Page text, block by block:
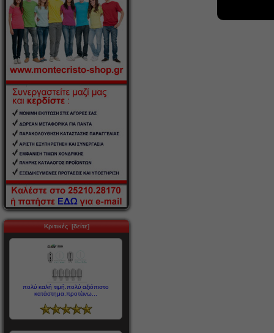
Κριτικές [δείτε]
πολύ καλή τιμή.πολύ αξιόπιστο
κατάστημα.προτέινω...